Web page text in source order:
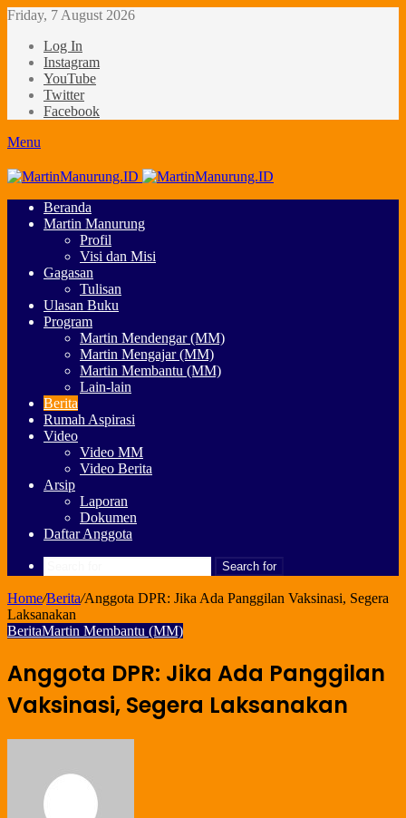
Friday, 7 August 2026
Log In
Instagram
YouTube
Twitter
Facebook
Menu
Beranda
Martin Manurung
Profil
Visi dan Misi
Gagasan
Tulisan
Ulasan Buku
Program
Martin Mendengar (MM)
Martin Mengajar (MM)
Martin Membantu (MM)
Lain-lain
Berita
Rumah Aspirasi
Video
Video MM
Video Berita
Arsip
Laporan
Dokumen
Daftar Anggota
Search for
Home/Berita/Anggota DPR: Jika Ada Panggilan Vaksinasi, Segera
Laksanakan
BeritaMartin Membantu (MM)
Anggota DPR: Jika Ada Panggilan
Vaksinasi, Segera Laksanakan